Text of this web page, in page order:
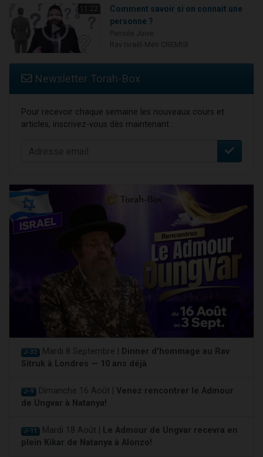
11:22
Comment savoir si on connait une
personne ?
Newsletter Torah-Box
Pour recevoir chaque semaine les nouveaux cours et
articles, inscrivez-vous dès maintenant :
J-32 Mardi 8 Septembre | Dinner d'hommage au Rav
Sitruk à Londres — 10 ans déjà
J-9 Dimanche 16 Août | Venez rencontrer le Admour
de Ungvar à Natanya!
J-11 Mardi 18 Août | Le Admour de Ungvar recevra en
plein Kikar de Natanya à Alonzo!